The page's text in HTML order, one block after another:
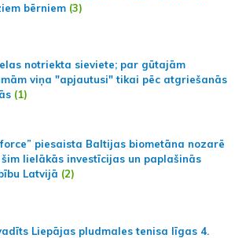
bērniem (3)
notriekta sieviete; par gūtajām
viņa "apjautusi" tikai pēc atgriešanās
(1)
piesaista Baltijas biometāna nozarē
lielākās investīcijas un paplašinās
Latvijā (2)
Liepājas pludmales tenisa līgas 4.